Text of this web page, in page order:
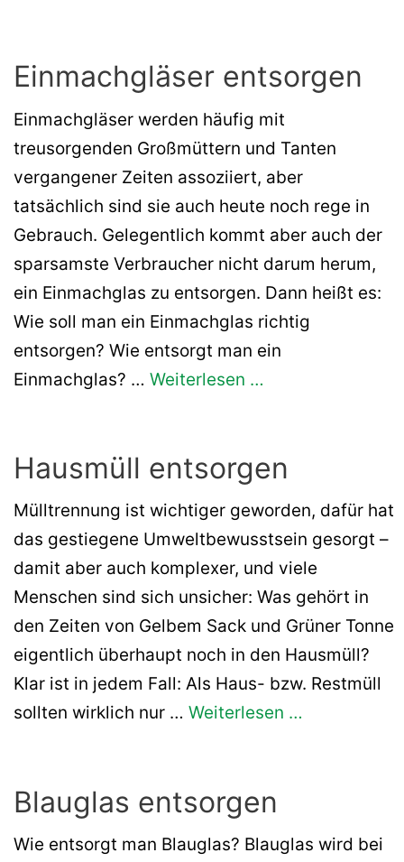
Einmachgläser entsorgen
Einmachgläser werden häufig mit
treusorgenden Großmüttern und Tanten
vergangener Zeiten assoziiert, aber
tatsächlich sind sie auch heute noch rege in
Gebrauch. Gelegentlich kommt aber auch der
sparsamste Verbraucher nicht darum herum,
ein Einmachglas zu entsorgen. Dann heißt es:
Wie soll man ein Einmachglas richtig
entsorgen? Wie entsorgt man ein
Einmachglas? … Weiterlesen …
Hausmüll entsorgen
Mülltrennung ist wichtiger geworden, dafür hat
das gestiegene Umweltbewusstsein gesorgt –
damit aber auch komplexer, und viele
Menschen sind sich unsicher: Was gehört in
den Zeiten von Gelbem Sack und Grüner Tonne
eigentlich überhaupt noch in den Hausmüll?
Klar ist in jedem Fall: Als Haus- bzw. Restmüll
sollten wirklich nur … Weiterlesen …
Blauglas entsorgen
Wie entsorgt man Blauglas? Blauglas wird bei